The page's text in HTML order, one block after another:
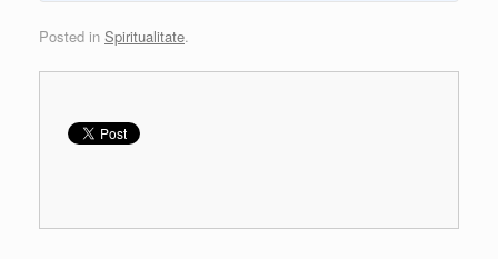
Posted in Spiritualitate.